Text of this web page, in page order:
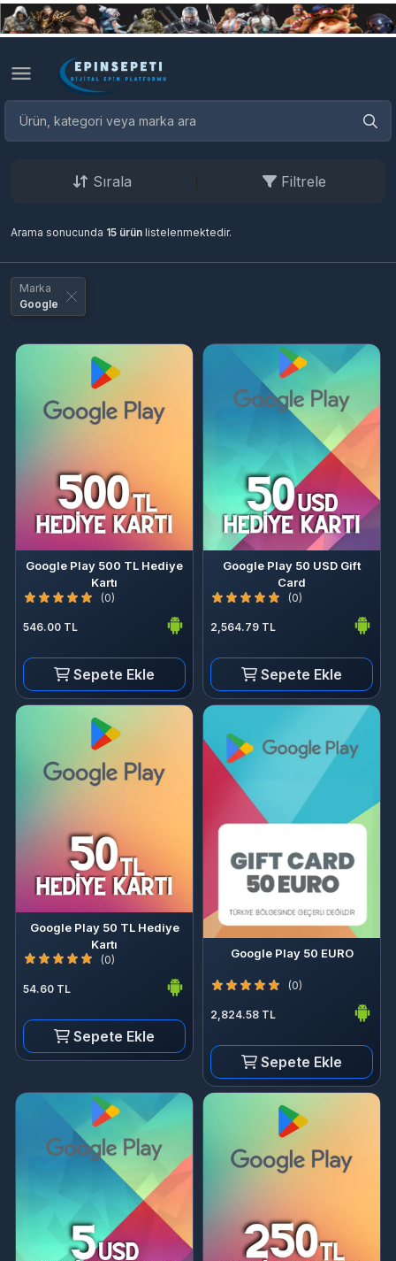
Sırala Filtrele
Arama sonucunda 15 ürün listelenmektedir.
Marka
Google
Google Play 500 TL Hediye
Kartı
(0)
546.00 TL
Sepete Ekle
Google Play 50 USD Gift
Card
(0)
2,564.79 TL
Sepete Ekle
Google Play 50 TL Hediye
Kartı
(0)
54.60 TL
Sepete Ekle
Google Play 50 EURO
(0)
2,824.58 TL
Sepete Ekle